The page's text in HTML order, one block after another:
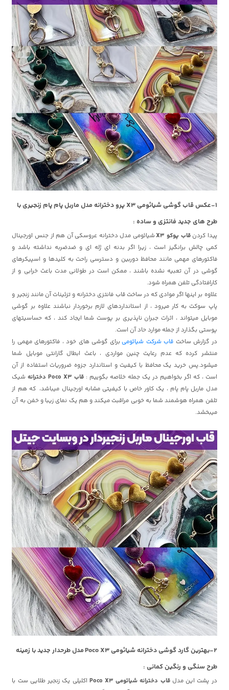
1-عکس قاب گوشی شیائومی X3 پرو دخترانه مدل ماربل پام پام زنجیری با
طرح های جدید فانتزی و ساده :
پیدا کردنقاب پوکو X3
شیائومی مدل دخترانه عروسکی آن هم از جنس اورجینال
کمی چالش برانگیز است ، زیرا اگر بدنه ای ژله ای و ضدضربه نداشته باشد و
فاکتورهای مهمی مانند محافظ دوربین و دسترسی راحت به کلیدها و اسپیکرهای
گوشی در آن تعبیه نشده باشند ، ممکن است در طولانی مدت باعث خرابی و از
کارافتادگی تلفن همراه شود.
علاوه بر اینها اگر موادی که در ساخت قاب فانتزی دخترانه و تزئینات آن مانند زنجیر و
پاپ سوکت به کار میرود ، از استانداردهای لازم برخوردار نباشند علاوه بر گوشی
موبایل میتواند ، اثرات جبران ناپذیری بر پوست شما ایجاد کند ، که حساسیتهای
پوستی بگذارد از جمله موارد حاد آن است.
در گزارش ساخت قاب شرکت شیائومی برای گوشی های خود ، فاکتورهای مهمی را
منتشر کرده که عدم رعایت چنین مواردی ، باعث ابطال گارانتی موبایل شما
میشود.پس خرید یک محافظ با کیفیت و استاندارد جزوه ضروریات استفاده از آن
است ، که اگر بخواهیم در یک جمله خلاصه بگوییم : قاب Poco X3 دخترانه
شیک
مدل ماربل پام پام ، یک کاور خاص با کیفیتی مشابه اورجینال میباشد، که هم از
تلفن همراه هوشمند شما به خوبی مراقبت میکند و هم یک نمای زیبا و خفن به آن
میبخشد.
2-بهترین گارد گوشی دخترانه شیائومی Poco X3 مدل طرحدار جدید با زمینه
طرح سنگی و رنگین کمانی :
در پشت این مدلقاب دخترانه شیائومی Poco X3
اکلیلی یک زنجیر طلایی ست با